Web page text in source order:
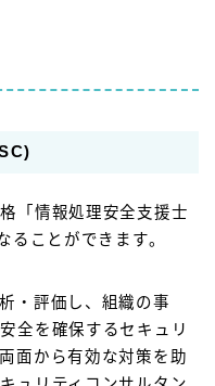
「情報処理安全支援士
ることができます。
・評価し、組織の事
全を確保するセキュリ
面から有効な対策を助